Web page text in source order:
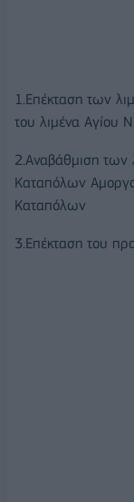
1.Επέκταση των
του λιμένα Αγίου
2.Αναβάθμιση των
Καταπόλων
Καταπόλων
3.Επέκταση του